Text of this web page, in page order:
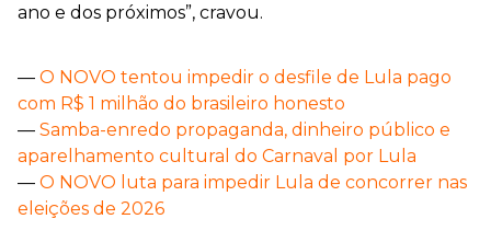
ano e dos próximos”, cravou.
— O NOVO tentou impedir o desfile de Lula pago
com R$ 1 milhão do brasileiro honesto
— Samba-enredo propaganda, dinheiro público e
aparelhamento cultural do Carnaval por Lula
— O NOVO luta para impedir Lula de concorrer nas
eleições de 2026